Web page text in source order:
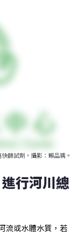
篩試劑，攝影：賴品瑀。
行河川總
流或水體水質，若